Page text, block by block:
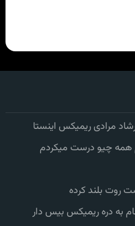
مرادی ریمیکس اینستا
همه چیو درست میکردم
روت بلند کرده
به دره ریمیکس بیس دار